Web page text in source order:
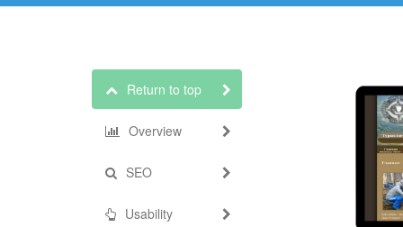
Return to top
Overview
SEO
Usability